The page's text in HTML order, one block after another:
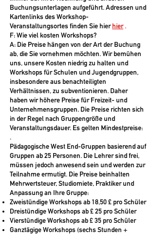
Buchungsunterlagen aufgeführt.Adressen und
Kartenlinks des Workshop-
Veranstaltungsortes finden Sie hier hier .
F: Wie viel kosten Workshops?
A: Die Preise hängen von der Art der Buchung
ab, die Sie vornehmen möchten. Wir bemühen
uns, unsere Kosten niedrig zu halten und
Workshops für Schulen und Jugendgruppen,
insbesondere aus benachteiligten
Verhältnissen, zu subventionieren. Daher
haben wir höhere Preise für Freizeit- und
Unternehmensgruppen. Die Preise richten sich
in der Regel nach Gruppengröße und
Veranstaltungsdauer. Es gelten Mindestpreise:
.
Pädagogische West End-Gruppen basierend auf
Gruppen ab 25 Personen. Die Lehrer sind frei,
müssen jedoch anwesend sein und werden zur
Teilnahme ermutigt. Die Preise beinhalten
Mehrwertsteuer, Studiomiete, Praktiker und
Anpassung an Ihre Gruppe:
Zweistündige Workshops ab 18,50 £ pro Schüler
Dreistündige Workshops ab £ 25 pro Schüler
Vierstündige Workshops ab £ 35 pro Schüler
Ganztägige Workshops (sechs Stunden +